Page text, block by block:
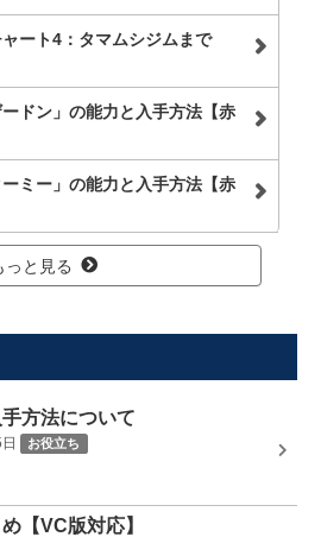
ャート4：タマムシジムまで
ードン」の能力と入手方法【赤
ーミー」の能力と入手方法【赤
っと見る
方法について
お役立ち
【VC版対応】